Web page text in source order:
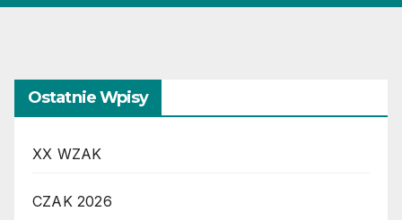
Ostatnie Wpisy
XX WZAK
CZAK 2026